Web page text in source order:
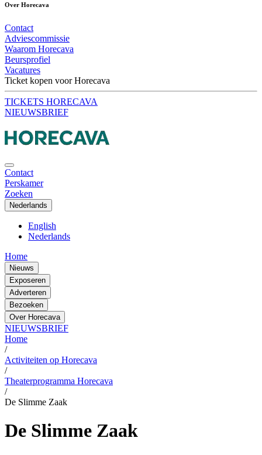
Over Horecava
Contact
Adviescommissie
Waarom Horecava
Beursprofiel
Vacatures
Ticket kopen voor Horecava
TICKETS HORECAVA
NIEUWSBRIEF
Contact
Perskamer
Zoeken
Nederlands
English
Nederlands
Home
Nieuws
Exposeren
Adverteren
Bezoeken
Over Horecava
NIEUWSBRIEF
Home
/
Activiteiten op Horecava
/
Theaterprogramma Horecava
/
De Slimme Zaak
De Slimme Zaak